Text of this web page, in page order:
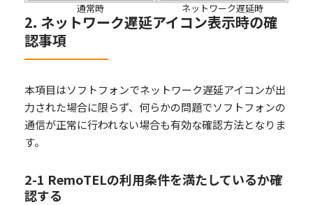
通常時 ネットワーク遅延時
2. ネットワーク遅延アイコン表示時の確
認事項
本項目はソフトフォンでネットワーク遅延アイコンが出
力された場合に限らず、何らかの問題でソフトフォンの
通信が正常に行われない場合も有効な確認方法となりま
す。
2-1 RemoTELの利用条件を満たしているか確
認する